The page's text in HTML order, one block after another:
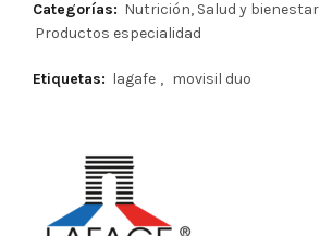
Categorías: Nutrición, Salud y bienestar
Productos especialidad
Etiquetas: lagafe , movisil duo